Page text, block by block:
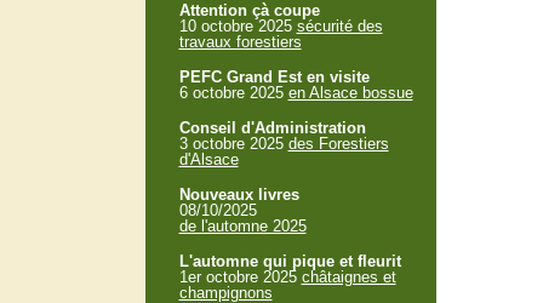
Attention çà coupe
10 octobre 2025 sécurité des
travaux forestiers
PEFC Grand Est en visite
6 octobre 2025 en Alsace bossue
Conseil d'Administration
3 octobre 2025 des Forestiers
d'Alsace
Nouveaux livres
08/10/2025
de l'automne 2025
L'automne qui pique et fleurit
1er octobre 2025 châtaignes et
champignons